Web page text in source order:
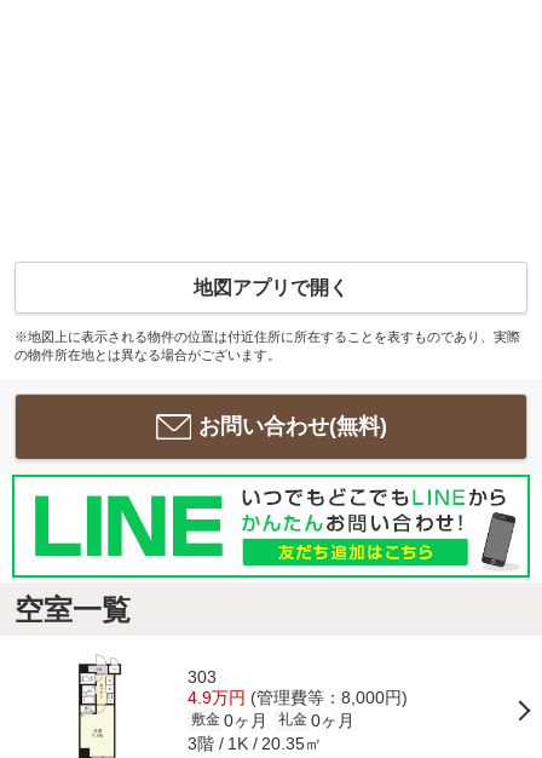
地図アプリで開く
※地図上に表示される物件の位置は付近住所に所在することを表すものであり、実際
の物件所在地とは異なる場合がございます。
お問い合わせ(無料)
空室一覧
303
4.9万円 (管理費等：8,000円)
敷金 0ヶ月 礼金 0ヶ月
3階 1K 20.35㎡